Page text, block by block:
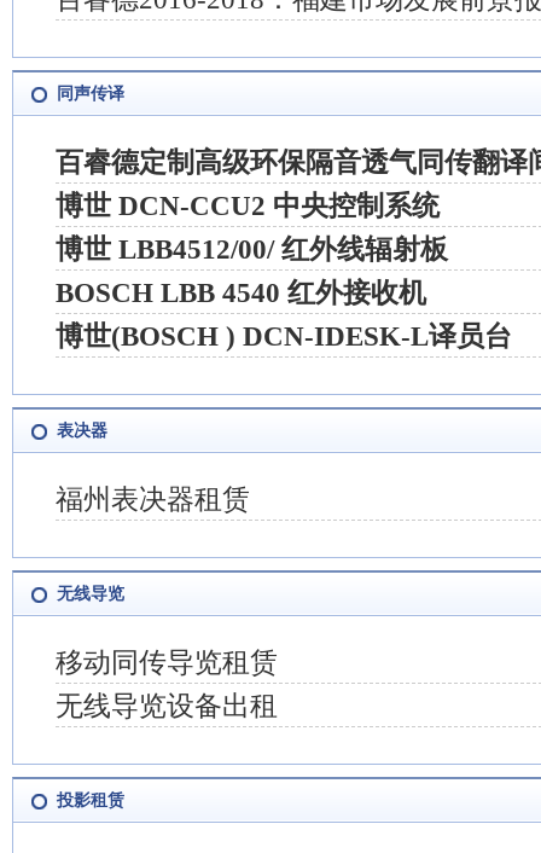
同声传译
百睿德定制高级环保隔音透气同传翻译
博世 DCN-CCU2 中央控制系统
博世 LBB4512/00/ 红外线辐射板
BOSCH LBB 4540 红外接收机
博世(BOSCH ) DCN-IDESK-L译员台
表决器
福州表决器租赁
无线导览
移动同传导览租赁
无线导览设备出租
投影租赁